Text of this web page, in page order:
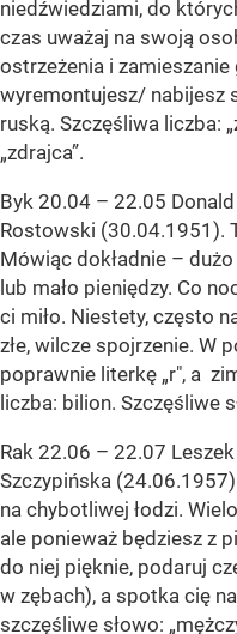
niedźwiedziami, do
czas uważaj na swoją
ostrzeżenia i
wyremontujesz/ nabijesz
ruską. Szczęśliwa liczba:
„zdrajca”.
Byk 20.04 – 22.05
Rostowski (30.04.1951).
Mówiąc dokładnie –
lub mało pieniędzy. Co
ci miło. Niestety, często
złe, wilcze spojrzenie. W
poprawnie literkę „r", a
liczba: bilion. Szczęśliwe
Rak 22.06 – 22.07
Szczypińska
na chybotliwej łodzi.
ale ponieważ będziesz z
do niej pięknie, podaruj
w zębach), a spotka cię
szczęśliwe słowo: